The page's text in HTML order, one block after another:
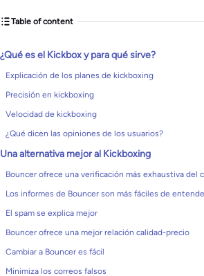
Table of content
¿Qué es el Kickbox y para qué sirve?
Explicación de los planes de kickboxing
Precisión en kickboxing
Velocidad de kickboxing
¿Qué dicen las opiniones de los usuarios?
Una alternativa mejor al Kickboxing
Bouncer ofrece una verificación más exhaustiva del
Los informes de Bouncer son más fáciles de
El spam se explica mejor
Bouncer ofrece una mejor relación calidad-precio
Cambiar a Bouncer es fácil
Minimiza los correos falsos